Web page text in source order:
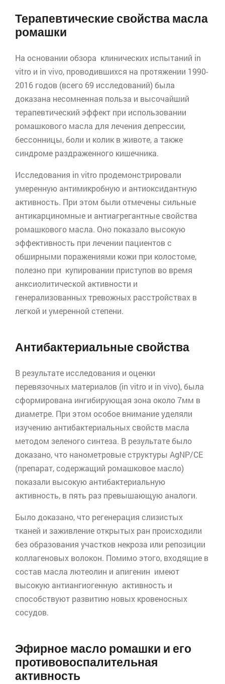
Терапевтические свойства масла
ромашки
На основании обзора клинических испытаний in
vitro и in vivo, проводившихся на протяжении 1990-
2016 годов (всего 69 исследований) была
доказана несомненная польза и высочайший
терапевтический эффект при использовании
ромашкового масла для лечения депрессии,
бессонницы, боли и колик в животе, а также
синдроме раздраженного кишечника.
Исследования in vitro продемонстрировали
умеренную антимикробную и антиоксидантную
активность. При этом были отмечены сильные
антикарциномные и антиагрегантныесвойства
ромашкового масла. Оно показало высокую
эффективность при лечении пациентов с
обширными поражениями кожи при колостоме,
полезно при купировании приступов во время
анксиолитической активности и
генерализованныхтревожных расстройствах в
легкой и умеренной степени.
Антибактериальные свойства
В результате исследования и оценки
перевязочных материалов (in vitro и in vivo), была
сформирована ингибирующая зона около 7мм в
диаметре. При этом особое внимание уделяли
изучению антибактериальных свойств масла
методом зеленого синтеза. В результате было
доказано, что нанометровые структуры AgNP/CE
(препарат, содержащий ромашковое масло)
показали высокую антибактериальную
активность, в пять раз превышающую аналоги.
Было доказано, что регенерация слизистых
тканей и заживление открытых ран происходили
без образования участков некроза или репозиции
коллагеновых волокон. Помимо этого, входящие в
состав масла лютеолин и апигенин имеют
высокую антиангиогенную активность и
способствуют развитию новых кровеносных
сосудов.
Эфирное масло ромашки и его
противовоспалительная
активность